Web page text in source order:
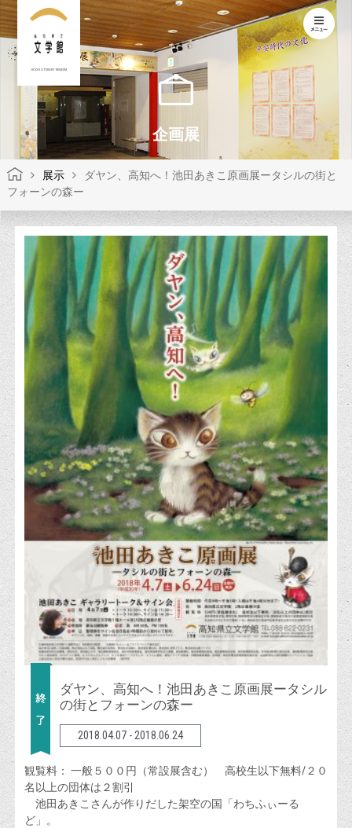
KOCHI LITERARY MUSEUM
企画展
展示
ダヤン、高知へ！池田あきこ原画展ータシルの街と
フォーンの森ー
ダヤン、高知へ！池田あきこ原画展ータシル
の街とフォーンの森ー
2018.04.07 - 2018.06.24
観覧料： 一般５００円（常設展含む） 高校生以下無料/２０
名以上の団体は２割引
池田あきこさんが作りだした架空の国「わちふぃーる
ど」。